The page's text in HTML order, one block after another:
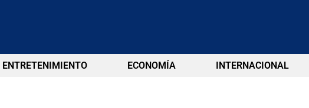
ENTRETENIMIENTO ECONOMÍA INTERNACIONAL